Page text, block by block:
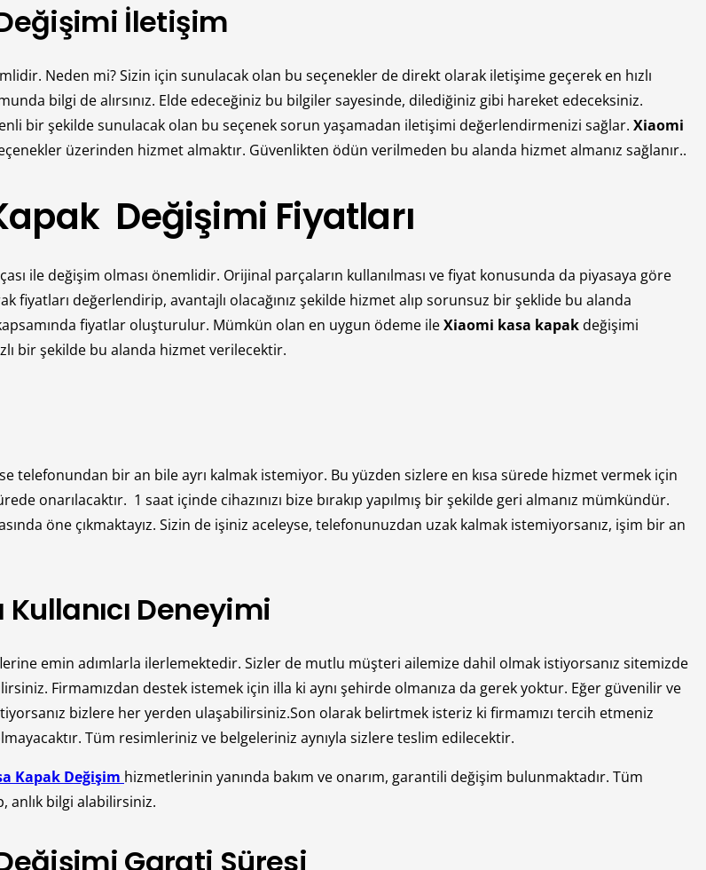
İletişim
Neden mi? Sizin için sunulacak olan bu seçenekler de direkt olarak iletişime geçerek en hızlı
bilgi de alırsınız. Elde edeceğiniz bu bilgiler sayesinde, dilediğiniz gibi hareket edeceksiniz.
bir şekilde sunulacak olan bu seçenek sorun yaşamadan iletişimi değerlendirmenizi sağlar. Xiaomi
üzerinden hizmet almaktır. Güvenlikten ödün verilmeden bu alanda hizmet almanız sağlanır..
Değişimi Fiyatları
ile değişim olması önemlidir. Orijinal parçaların kullanılması ve fiyat konusunda da piyasaya göre
değerlendirip, avantajlı olacağınız şekilde hizmet alıp sorunsuz bir şeklide bu alanda
fiyatlar oluşturulur. Mümkün olan en uygun ödeme ileXiaomi kasa kapak değişimi
bir şekilde bu alanda hizmet verilecektir.
telefonundan bir an bile ayrı kalmak istemiyor. Bu yüzden sizlere en kısa sürede hizmet vermek için
onarılacaktır. 1 saat içinde cihazınızı bize bırakıp yapılmış bir şekilde geri almanız mümkündür.
öne çıkmaktayız. Sizin de işiniz aceleyse, telefonunuzdan uzak kalmak istemiyorsanız, işim bir an
Deneyimi
emin adımlarla ilerlemektedir. Sizler de mutlu müşteri ailemize dahil olmak istiyorsanız sitemizde
Firmamızdan destek istemek için illa ki aynı şehirde olmanıza da gerek yoktur. Eğer güvenilir ve
bizlere her yerden ulaşabilirsiniz.Son olarak belirtmek isteriz ki firmamızı tercih etmeniz
Tüm resimleriniz ve belgeleriniz aynıyla sizlere teslim edilecektir.
Kapak Değişim hizmetlerinin yanında bakım ve onarım, garantili değişim bulunmaktadır. Tüm
anlık bilgi alabilirsiniz.
Garati Süresi